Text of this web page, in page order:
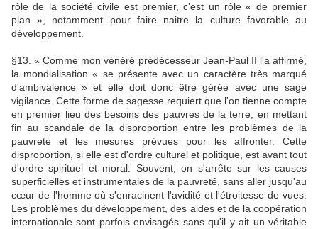
rôle de la société civile est premier, c’est un rôle « de premier
plan », notamment pour faire naitre la culture favorable au
développement.
§13. « Comme mon vénéré prédécesseur Jean-Paul II l'a affirmé,
la mondialisation « se présente avec un caractère très marqué
d'ambivalence » et elle doit donc être gérée avec une sage
vigilance. Cette forme de sagesse requiert que l'on tienne compte
en premier lieu des besoins des pauvres de la terre, en mettant
fin au scandale de la disproportion entre les problèmes de la
pauvreté et les mesures prévues pour les affronter. Cette
disproportion, si elle est d'ordre culturel et politique, est avant tout
d'ordre spirituel et moral. Souvent, on s'arrête sur les causes
superficielles et instrumentales de la pauvreté, sans aller jusqu'au
cœur de l'homme où s'enracinent l'avidité et l'étroitesse de vues.
Les problèmes du développement, des aides et de la coopération
internationale sont parfois envisagés sans qu'il y ait un véritable